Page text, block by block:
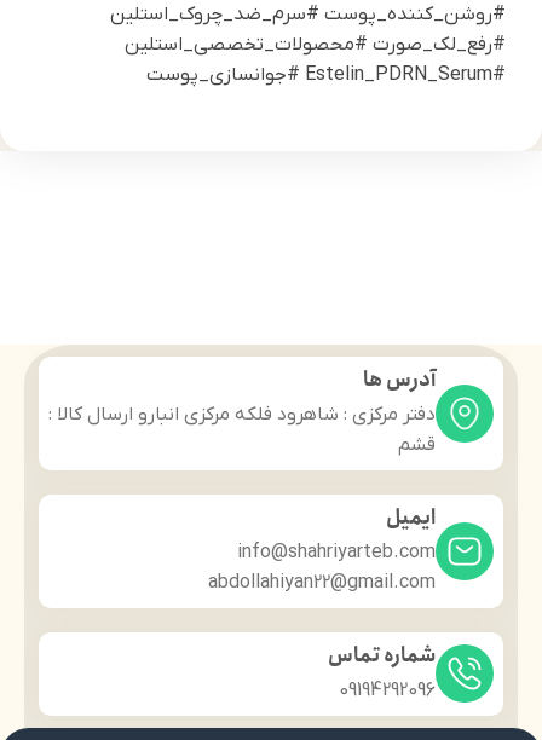
#روشن_کننده_پوست #سرم_ضد_چروک_استلین
#رفع_لک_صورت #محصولات_تخصصی_استلین
#Estelin_PDRN_Serum #جوانسازی_پوست
آدرس ها
دفتر مرکزی : شاهرود فلکه مرکزی انبارو ارسال کالا :
قشم
ایمیل
info@shahriyarteb.com
abdollahiyan22@gmail.com
شماره تماس
09194292096